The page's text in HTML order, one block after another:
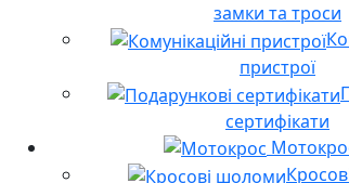
замки та троси
пристрої
сертифікати